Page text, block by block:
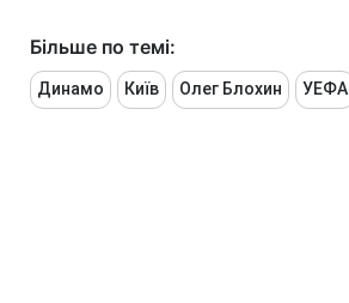
Більше по темі:
Динамо Київ Олег Блохин УЕФА